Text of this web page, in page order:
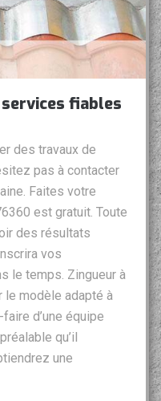
fiables
des travaux de
pas à contacter
Faites votre
est gratuit. Toute
des résultats
vos
le temps. Zingueur à
le modèle adapté à
d’une équipe
qu’il
une